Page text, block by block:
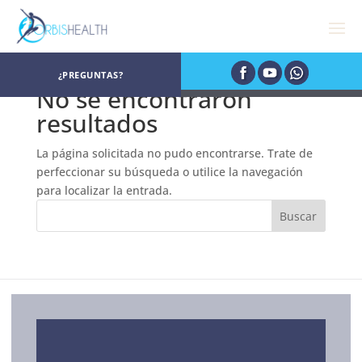
¿PREGUNTAS?
No se encontraron
resultados
La página solicitada no pudo encontrarse. Trate de
perfeccionar su búsqueda o utilice la navegación
para localizar la entrada.